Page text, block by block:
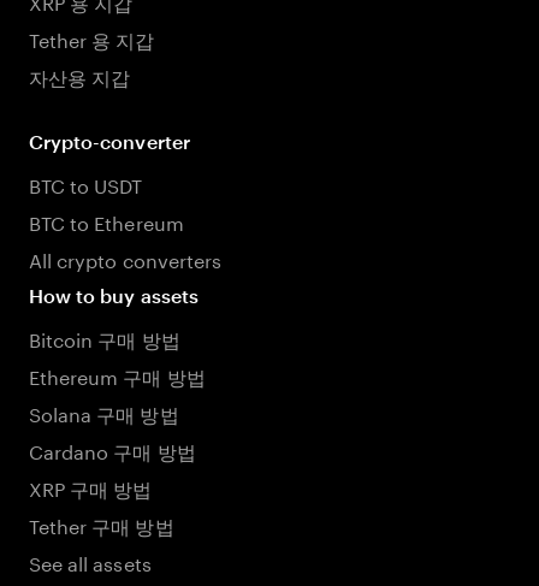
Tether 용 지갑
자산용 지갑
Crypto-converter
BTC to USDT
BTC to Ethereum
All crypto converters
How to buy assets
Bitcoin 구매 방법
Ethereum 구매 방법
Solana 구매 방법
Cardano 구매 방법
XRP 구매 방법
Tether 구매 방법
See all assets